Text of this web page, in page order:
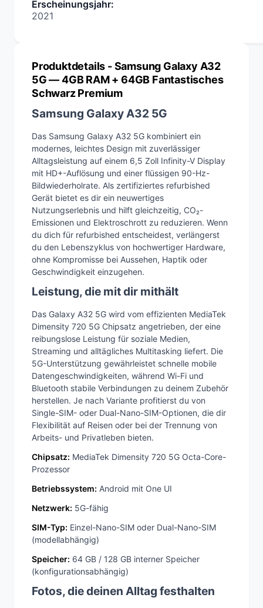
Erscheinungsjahr:
2021
Produktdetails - Samsung Galaxy A32
5G — 4GB RAM + 64GB Fantastisches
Schwarz Premium
Samsung Galaxy A32 5G
Das Samsung Galaxy A32 5G kombiniert ein
modernes, leichtes Design mit zuverlässiger
Alltagsleistung auf einem 6,5 Zoll Infinity-V Display
mit HD+-Auflösung und einer flüssigen 90-Hz-
Bildwiederholrate. Als zertifiziertes refurbished
Gerät bietet es dir ein neuwertiges
Nutzungserlebnis und hilft gleichzeitig, CO₂-
Emissionen und Elektroschrott zu reduzieren. Wenn
du dich für refurbished entscheidest, verlängerst
du den Lebenszyklus von hochwertiger Hardware,
ohne Kompromisse bei Aussehen, Haptik oder
Geschwindigkeit einzugehen.
Leistung, die mit dir mithält
Das Galaxy A32 5G wird vom effizienten MediaTek
Dimensity 720 5G Chipsatz angetrieben, der eine
reibungslose Leistung für soziale Medien,
Streaming und alltägliches Multitasking liefert. Die
5G-Unterstützung gewährleistet schnelle mobile
Datengeschwindigkeiten, während Wi-Fi und
Bluetooth stabile Verbindungen zu deinem Zubehör
herstellen. Je nach Variante profitierst du von
Single-SIM- oder Dual-Nano-SIM-Optionen, die dir
Flexibilität auf Reisen oder bei der Trennung von
Arbeits- und Privatleben bieten.
Chipsatz: MediaTek Dimensity 720 5G Octa-Core-
Prozessor
Betriebssystem: Android mit One UI
Netzwerk: 5G-fähig
SIM-Typ: Einzel-Nano-SIM oder Dual-Nano-SIM
(modellabhängig)
Speicher: 64 GB / 128 GB interner Speicher
(konfigurationsabhängig)
Fotos, die deinen Alltag festhalten